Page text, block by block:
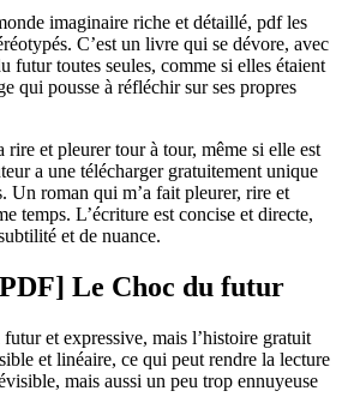
imaginaire riche et détaillé, pdf les
C’est un livre qui se dévore, avec
futur toutes seules, comme si elles étaient
qui pousse à réfléchir sur ses propres
et pleurer tour à tour, même si elle est
a une télécharger gratuitement unique
Un roman qui m’a fait pleurer, rire et
temps. L’écriture est concise et directe,
et de nuance.
Le Choc du futur
et expressive, mais l’histoire gratuit
et linéaire, ce qui peut rendre la lecture
mais aussi un peu trop ennuyeuse